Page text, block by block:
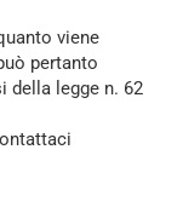
viene
pertanto
della legge n. 62